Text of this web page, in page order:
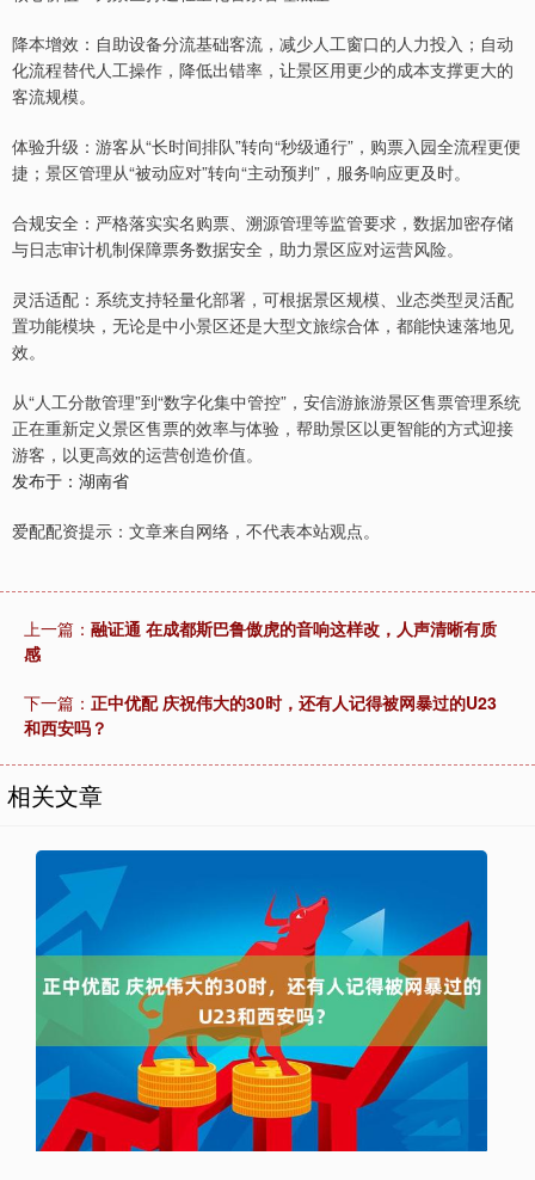
降本增效：自助设备分流基础客流，减少人工窗口的人力投入；自动
化流程替代人工操作，降低出错率，让景区用更少的成本支撑更大的
客流规模。
体验升级：游客从“长时间排队”转向“秒级通行”，购票入园全流程更便
捷；景区管理从“被动应对”转向“主动预判”，服务响应更及时。
合规安全：严格落实实名购票、溯源管理等监管要求，数据加密存储
与日志审计机制保障票务数据安全，助力景区应对运营风险。
灵活适配：系统支持轻量化部署，可根据景区规模、业态类型灵活配
置功能模块，无论是中小景区还是大型文旅综合体，都能快速落地见
效。
从“人工分散管理”到“数字化集中管控”，安信游旅游景区售票管理系统
正在重新定义景区售票的效率与体验，帮助景区以更智能的方式迎接
游客，以更高效的运营创造价值。
发布于：湖南省
爱配配资提示：文章来自网络，不代表本站观点。
上一篇： 融证通 在成都斯巴鲁傲虎的音响这样改，人声清晰有质
感
下一篇： 正中优配 庆祝伟大的30时，还有人记得被网暴过的U23
和西安吗？
相关文章